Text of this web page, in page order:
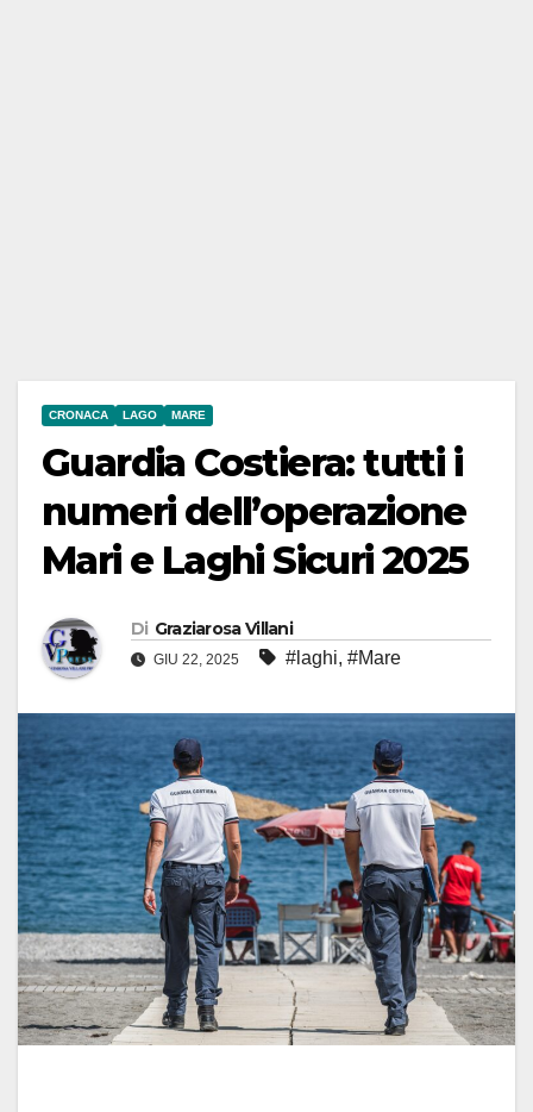
CRONACA LAGO MARE
Guardia Costiera: tutti i
numeri dell’operazione
Mari e Laghi Sicuri 2025
Di Graziarosa Villani
GIU 22, 2025 #laghi, #Mare